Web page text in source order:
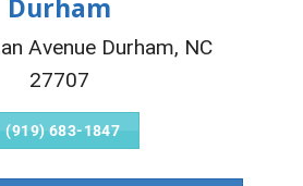
Durham
Avenue Durham, NC
27707
(919) 683-1847